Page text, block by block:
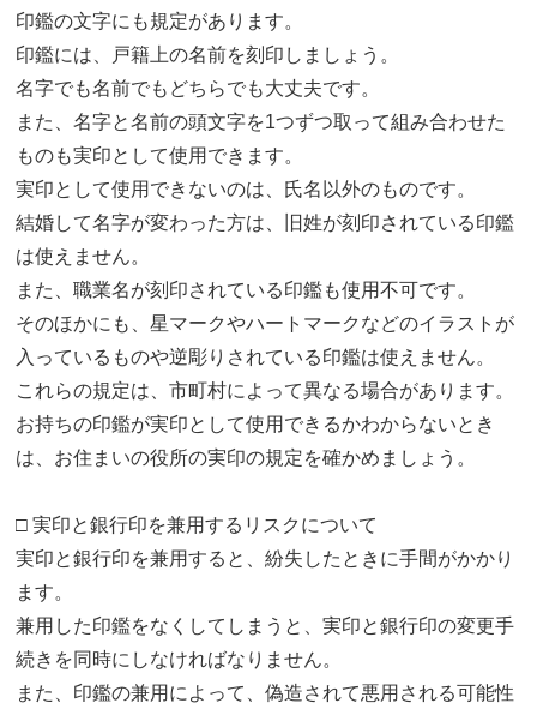
印鑑の文字にも規定があります。
印鑑には、戸籍上の名前を刻印しましょう。
名字でも名前でもどちらでも大丈夫です。
また、名字と名前の頭文字を1つずつ取って組み合わせた
ものも実印として使用できます。
実印として使用できないのは、氏名以外のものです。
結婚して名字が変わった方は、旧姓が刻印されている印鑑
は使えません。
また、職業名が刻印されている印鑑も使用不可です。
そのほかにも、星マークやハートマークなどのイラストが
入っているものや逆彫りされている印鑑は使えません。
これらの規定は、市町村によって異なる場合があります。
お持ちの印鑑が実印として使用できるかわからないとき
は、お住まいの役所の実印の規定を確かめましょう。
□ 実印と銀行印を兼用するリスクについて
実印と銀行印を兼用すると、紛失したときに手間がかかり
ます。
兼用した印鑑をなくしてしまうと、実印と銀行印の変更手
続きを同時にしなければなりません。
また、印鑑の兼用によって、偽造されて悪用される可能性